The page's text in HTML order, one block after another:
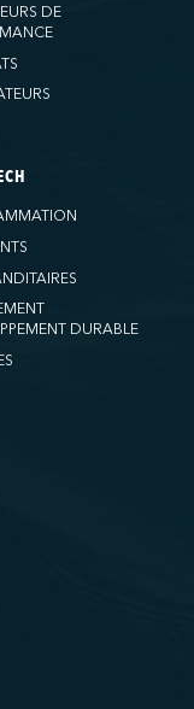
DE
DURABLE